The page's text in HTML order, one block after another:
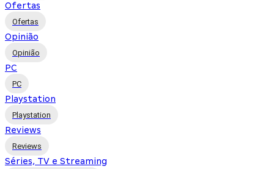
Ofertas
Ofertas
Opinião
Opinião
PC
PC
Playstation
Playstation
Reviews
Reviews
Séries, TV e Streaming